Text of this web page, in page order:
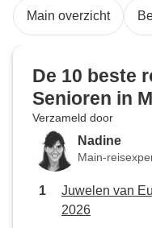
Main overzicht
De 10 beste
Senioren in
Verzameld door
Nadine
Main-
Juwelen van
2026